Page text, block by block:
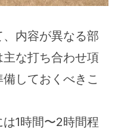
内容が異なる部
な打ち合わせ項
しておくべきこ
1時間〜2時間程